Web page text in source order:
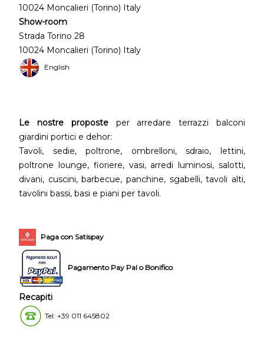
10024 Moncalieri (Torino) Italy
Show-room
Strada Torino 28
10024 Moncalieri (Torino) Italy
English
Le nostre proposteper arredare terrazzi balconi
giardini portici e dehor:
Tavoli, sedie, poltrone, ombrelloni, sdraio, lettini,
poltrone lounge, fioriere, vasi, arredi luminosi, salotti,
divani, cuscini, barbecue, panchine, sgabelli, tavoli alti,
tavolini bassi, basi e piani per tavoli.
Paga con Satispay
Pagamento Pay Pal o Bonifico
Recapiti
Tel: +39 011 645802